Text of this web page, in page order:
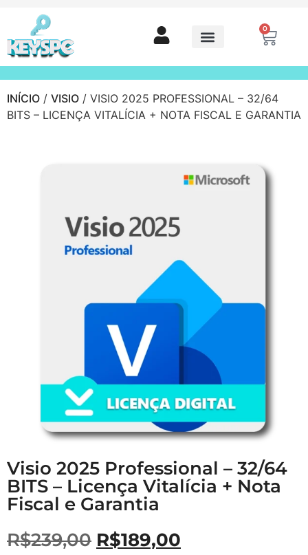
0
INÍCIO / VISIO / VISIO 2025 PROFESSIONAL – 32/64
BITS – LICENÇA VITALÍCIA + NOTA FISCAL E GARANTIA
Visio 2025 Professional – 32/64
BITS – Licença Vitalícia + Nota
Fiscal e Garantia
R$239,00 R$189,00